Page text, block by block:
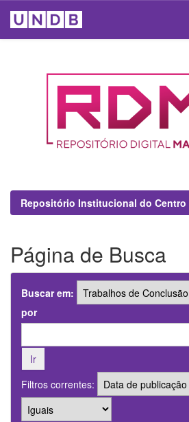
Repositório Institucional do Centro
Página de Busca
Buscar em:
por
Filtros correntes: